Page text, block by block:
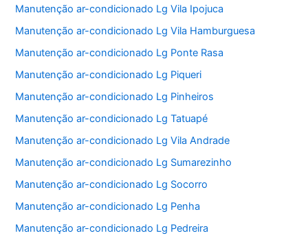
Manutenção ar-condicionado Lg Vila Ipojuca
Manutenção ar-condicionado Lg Vila Hamburguesa
Manutenção ar-condicionado Lg Ponte Rasa
Manutenção ar-condicionado Lg Piqueri
Manutenção ar-condicionado Lg Pinheiros
Manutenção ar-condicionado Lg Tatuapé
Manutenção ar-condicionado Lg Vila Andrade
Manutenção ar-condicionado Lg Sumarezinho
Manutenção ar-condicionado Lg Socorro
Manutenção ar-condicionado Lg Penha
Manutenção ar-condicionado Lg Pedreira